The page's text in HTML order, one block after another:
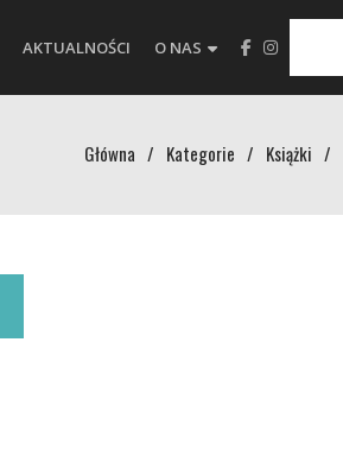
AKTUALNOŚCI O NAS
Główna / Kategorie / Książki /